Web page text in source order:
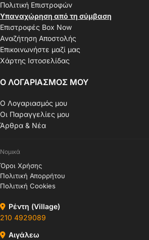
Πολιτική Επιστροφών
Υπαναχώρηση από τη σύμβαση
Επιστροφές Box Now
Αναζήτηση Αποστολής
Επικοινωνήστε μαζί μας
Χάρτης Ιστοσελίδας
Ο ΛΟΓΑΡΙΑΣΜΟΣ ΜΟΥ
Ο Λογαριασμός μου
Οι Παραγγελίες μου
Άρθρα & Νέα
Νομικά
Όροι Χρήσης
Πολιτική Απορρήτου
Πολιτική Cookies
Ρέντη (Village)
210 4929089
Αιγάλεω